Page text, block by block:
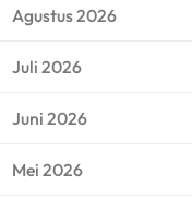
Agustus 2026
Juli 2026
Juni 2026
Mei 2026